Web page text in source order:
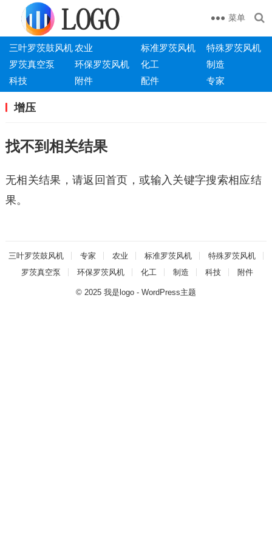
菜单
三叶罗茨鼓风机农业 标准罗茨风机
特殊罗茨风机
罗茨真空泵
环保罗茨风机 化工
制造
科技
附件 配件 专家
增压
找不到相关结果
无相关结果，请返回首页，或输入关键字搜索相应结
果。
三叶罗茨鼓风机 专家 农业 标准罗茨风机
特殊罗茨风机
罗茨真空泵
环保罗茨风机 化工 制造 科技 附件
© 2025 我是logo- WordPress主题